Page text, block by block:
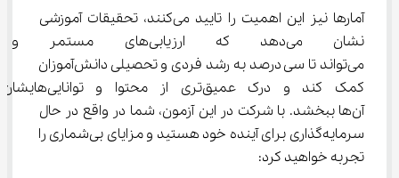
آمارها نیز این اهمیت را تایید می‌کنند، تحقیقات آموزشی
نشان می‌دهد که
می‌تواند تا سی درصد به رشد فردی و تحصیلی دانش‌آموزان
کمک کند و درک عمیق‌تری از
آن‌ها ببخشد. با شرکت در این آزمون، شما در واقع در حال
سرمایه‌گذاری برای آینده خود هستید و مزایای بی‌شماری را
تجربه خواهید کرد: